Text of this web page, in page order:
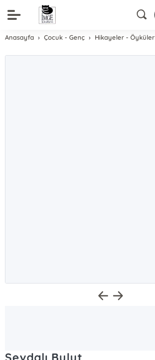
Anasayfa Çocuk - Genç Hikayeler - Öyküler